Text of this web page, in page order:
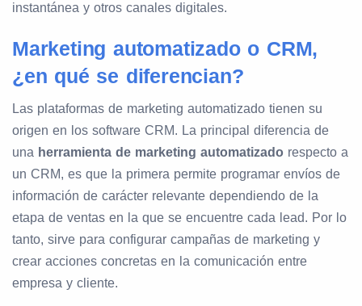
instantánea y otros canales digitales.
Marketing automatizado o CRM,
¿en qué se diferencian?
Las plataformas de marketing automatizado tienen su
origen en los software CRM. La principal diferencia de
una herramienta de marketing automatizado respecto a
un CRM, es que la primera permite programar envíos de
información de carácter relevante dependiendo de la
etapa de ventas en la que se encuentre cada lead. Por lo
tanto, sirve para configurar campañas de marketing y
crear acciones concretas en la comunicación entre
empresa y cliente.